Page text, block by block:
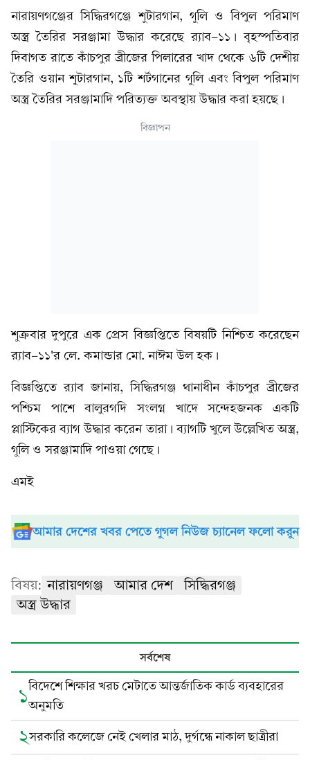
নারায়ণগঞ্জের সিদ্ধিরগঞ্জে শুটারগান, গুলি ও বিপুল পরিমাণ
অস্ত্র তৈরির সরঞ্জামা উদ্ধার করেছে র‍্যাব-১১। বৃহস্পতিবার
দিবাগত রাতে কাঁচপুর ব্রীজের পিলারের খাদ থেকে ৬টি দেশীয়
তৈরি ওয়ান শুটারগান, ১টি শর্টগানের গুলি এবং বিপুল পরিমাণ
অস্ত্র তৈরির সরঞ্জামাদি পরিত্যক্ত অবস্থায় উদ্ধার করা হয়ছে।
বিজ্ঞাপন
শুক্রবার দুপুরে এক প্রেস বিজ্ঞপ্তিতে বিষয়টি নিশ্চিত করেছেন
র‍্যাব-১১'র লে. কমান্ডার মো. নাঈম উল হক।
বিজ্ঞপ্তিতে র‍্যাব জানায়, সিদ্ধিরগঞ্জ থানাধীন কাঁচপুর ব্রীজের
পশ্চিম পাশে বালুরগদি সংলগ্ন খাদে সন্দেহজনক একটি
প্লাস্টিকের ব্যাগ উদ্ধার করেন তারা। ব্যাগটি খুলে উল্লেখিত অস্ত্র,
গুলি ও সরঞ্জামাদি পাওয়া গেছে।
এমই
আমার দেশের খবর পেতে গুগল নিউজ চ্যানেল ফলো করুন
বিষয়: নারায়ণগঞ্জ আমার দেশ
সিদ্ধিরগঞ্জ
অস্ত্র উদ্ধার
সর্বশেষ
১বিদেশে শিক্ষার খরচ মেটাতে আন্তর্জাতিক কার্ড ব্যবহারের
অনুমতি
২সরকারি কলেজে নেই খেলার মাঠ, দুর্গন্ধে নাকাল ছাত্রীরা